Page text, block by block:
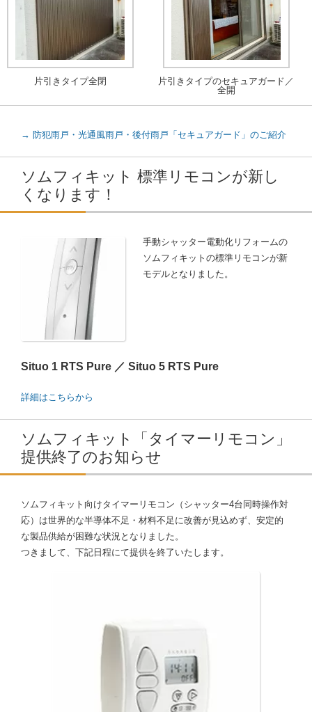
片引きタイプ全閉
片引きタイプのセキュアガード／
全開
→ 防犯雨戸・光通風雨戸・後付雨戸「セキュアガード」のご紹介
ソムフィキット 標準リモコンが新し
くなります！
手動シャッター電動化リフォームの
ソムフィキットの標準リモコンが新
モデルとなりました。
Situo 1 RTS Pure ／ Situo 5 RTS Pure
詳細はこちらから
ソムフィキット「タイマーリモコン」
提供終了のお知らせ
ソムフィキット向けタイマーリモコン（シャッター4台同時操作対
応）は世界的な半導体不足・材料不足に改善が見込めず、安定的
な製品供給が困難な状況となりました。
つきまして、下記日程にて提供を終了いたします。